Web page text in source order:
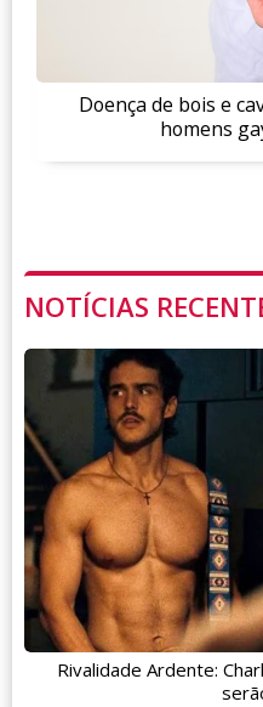
Doença de bois e
homens
NOTÍCIAS
Rivalidade Ardente: